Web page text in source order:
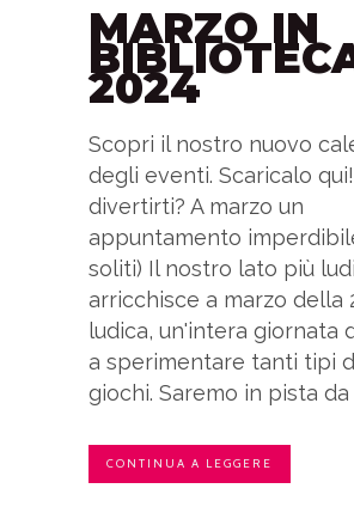
MARZO IN
2024
Scopri il nostro nuovo
degli eventi. Scaricalo
divertirti? A marzo un
appuntamento
soliti) Il nostro lato più
arricchisce a marzo della
ludica, un'intera giornata
a sperimentare tanti tipi
giochi. Saremo in pista da
CONTINUA A LEGGERE